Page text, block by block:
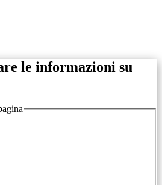
le informazioni su